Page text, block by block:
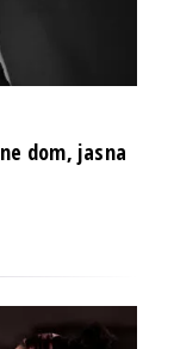
dom, jasna